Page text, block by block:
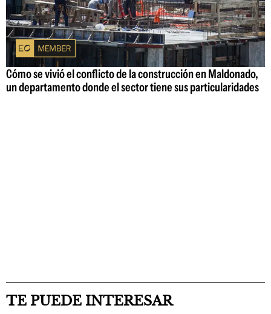
Cómo se vivió el conflicto de la construcción en Maldonado,
un departamento donde el sector tiene sus particularidades
TE PUEDE INTERESAR